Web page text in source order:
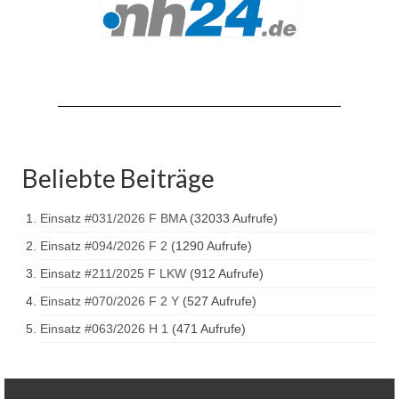
Staffellöschfahrzeug StLF 20/25
Rüstwagen RW 1
Gerätewagen Logistik GW-L 2
Tanklöschfahrzeug TLF 16/24 Tr
Gerätewagen Gefahrgut GW-G
GDekonP-LKW
Kleinalarmfahrzeug KLAF
Beliebte Beiträge
Einsatz #031/2026 F BMA (32033 Aufrufe)
Einsatz #094/2026 F 2 (1290 Aufrufe)
Einsatz #211/2025 F LKW (912 Aufrufe)
Einsatz #070/2026 F 2 Y (527 Aufrufe)
Einsatz #063/2026 H 1 (471 Aufrufe)